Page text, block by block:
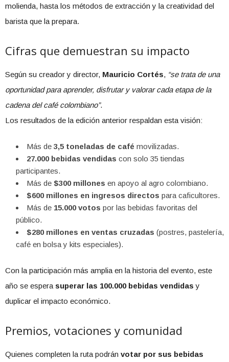
molienda, hasta los métodos de extracción y la creatividad del
barista que la prepara.
Cifras que demuestran su impacto
Según su creador y director, Mauricio Cortés, “se trata de una
oportunidad para aprender, disfrutar y valorar cada etapa de la
cadena del café colombiano”.
Los resultados de la edición anterior respaldan esta visión:
Más de 3,5 toneladas de café movilizadas.
27.000 bebidas vendidas con solo 35 tiendas
participantes.
Más de $300 millones en apoyo al agro colombiano.
$600 millones en ingresos directos para caficultores.
Más de 15.000 votos por las bebidas favoritas del
público.
$280 millones en ventas cruzadas (postres, pastelería,
café en bolsa y kits especiales).
Con la participación más amplia en la historia del evento, este
año se espera superar las 100.000 bebidas vendidas y
duplicar el impacto económico.
Premios, votaciones y comunidad
Quienes completen la ruta podrán votar por sus bebidas